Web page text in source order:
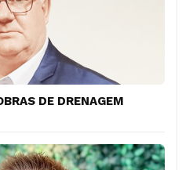
DE DRENAGEM